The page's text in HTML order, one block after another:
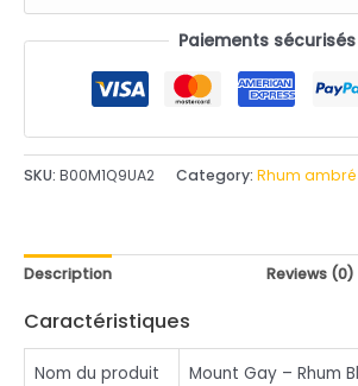
Paiements sécurisés
SKU: B00M1Q9UA2 Category: Rhum ambré
Description Reviews (0)
Caractéristiques
Nom du produit Mount Gay – Rhum